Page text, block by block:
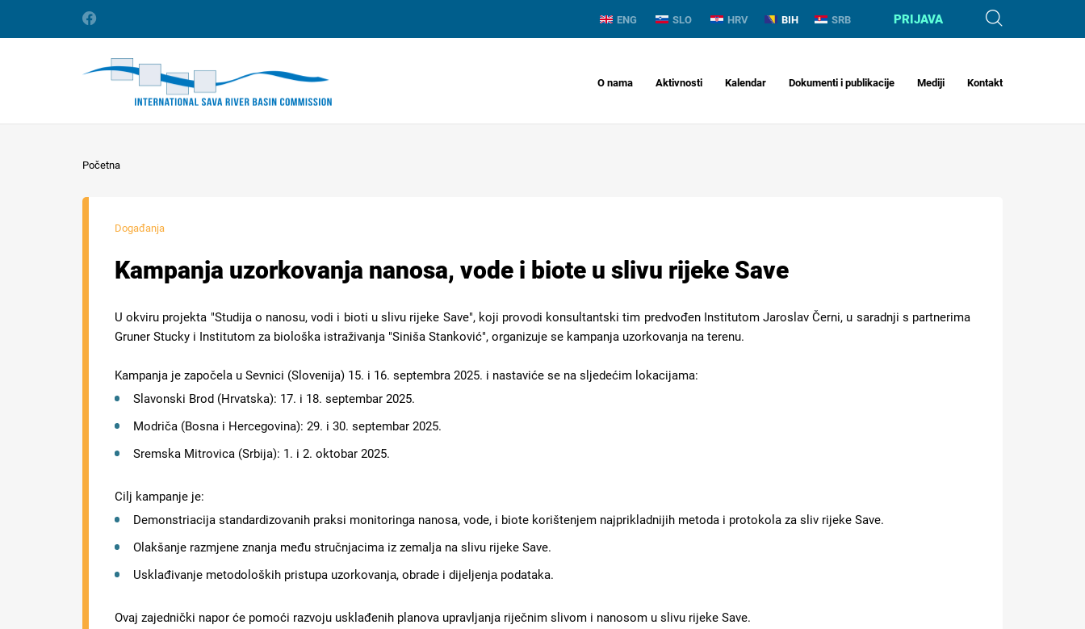
ENG SLO HRV BIH SRB PRIJAVA
O nama Aktivnosti Kalendar Dokumenti i publikacije Mediji Kontakt
Početna
Događanja
Kampanja uzorkovanja nanosa, vode i biote u slivu rijeke Save
U okviru projekta "Studija o nanosu, vodi i bioti u slivu rijeke Save", koji provodi konsultantski tim predvođen Institutom Jaroslav Černi, u saradnji s partnerima
Gruner Stucky i Institutom za biološka istraživanja "Siniša Stanković", organizuje se kampanja uzorkovanja na terenu.
Kampanja je započela u Sevnici (Slovenija) 15. i 16. septembra 2025. i nastaviće se na sljedećim lokacijama:
Slavonski Brod (Hrvatska): 17. i 18. septembar 2025.
Modriča (Bosna i Hercegovina): 29. i 30. septembar 2025.
Sremska Mitrovica (Srbija): 1. i 2. oktobar 2025.
Cilj kampanje je:
Demonstriacija standardizovanih praksi monitoringa nanosa, vode, i biote korištenjem najprikladnijih metoda i protokola za sliv rijeke Save.
Olakšanje razmjene znanja među stručnjacima iz zemalja na slivu rijeke Save.
Usklađivanje metodoloških pristupa uzorkovanjа, obradе i dijeljenjа podataka.
Ovaj zajednički napor će pomoći razvoju usklađenih planova upravljanja riječnim slivom i nanosom u slivu rijeke Save.